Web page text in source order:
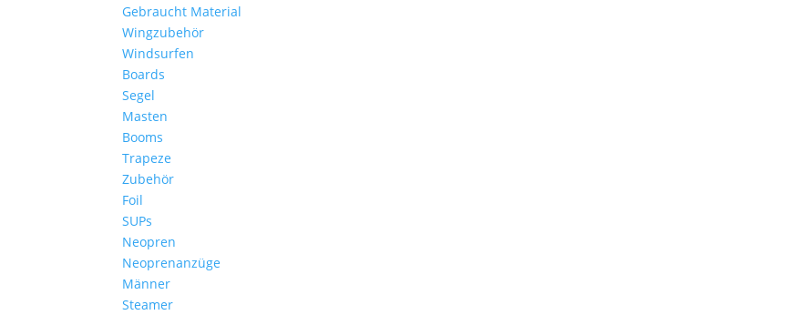
Gebraucht Material
Wingzubehör
Windsurfen
Boards
Segel
Masten
Booms
Trapeze
Zubehör
Foil
SUPs
Neopren
Neoprenanzüge
Männer
Steamer